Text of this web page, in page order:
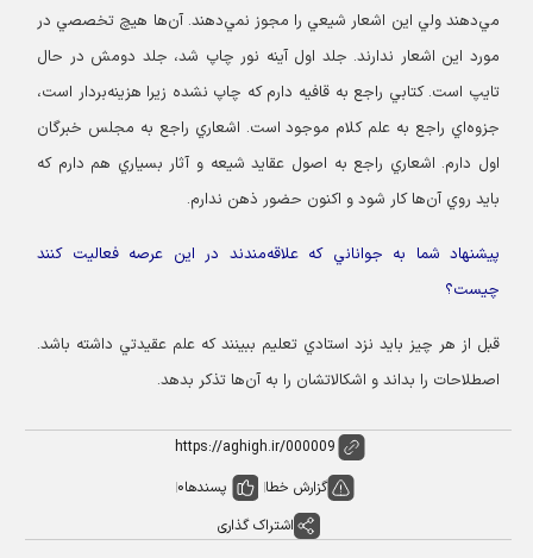
مي‌دهند ولي اين اشعار شيعي را مجوز نمي‌دهند. آن‌ها هيچ تخصصي در
مورد اين اشعار ندارند. جلد اول آينه نور چاپ شد، جلد دومش در حال
تايپ است. كتابي راجع به قافيه دارم كه چاپ نشده زيرا هزينه‌بردار است،
جزوه‌اي راجع به علم كلام موجود است. اشعاري راجع به مجلس خبرگان
اول دارم. اشعاري راجع به اصول عقايد شيعه و آثار بسياري هم دارم كه
بايد روي آن‌ها كار شود و اكنون حضور ذهن ندارم.
پيشنهاد شما به جواناني كه علاقه‌مندند در اين عرصه فعاليت كنند
چيست؟
قبل از هر چيز بايد نزد استادي تعليم ببينند كه علم عقيدتي داشته باشد.
اصطلاحات را بداند و اشكالاتشان را به آن‌ها تذكر بدهد.
گزارش خطا پسندها0
اشتراک گذاری